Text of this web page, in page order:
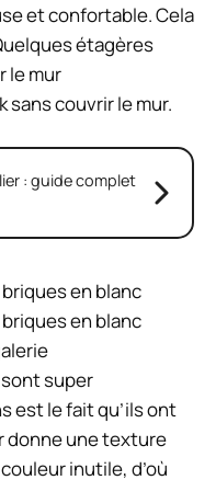
et confortable. Cela
étagères
le mur
couvrir le mur.
: guide complet
super
est le fait qu’ils ont
donne une texture
inutile, d’où